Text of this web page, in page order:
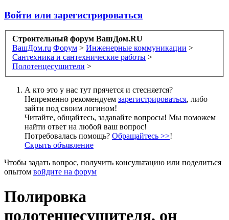
Войти или зарегистрироваться
Строительный форум ВашДом.RU
ВашДом.ru Форум > Инженерные коммуникации >
Сантехника и сантехнические работы >
Полотенцесушители >
А кто это у нас тут прячется и стесняется?
Непременно рекомендуем зарегистрироваться, либо
зайти под своим логином!
Читайте, общайтесь, задавайте вопросы! Мы поможем
найти ответ на любой ваш вопрос!
Потребовалась помощь? Обращайтесь >>!
Скрыть объявление
Чтобы задать вопрос, получить консультацию или поделиться
опытом войдите на форум
Полировка
полотенцесушителя, он